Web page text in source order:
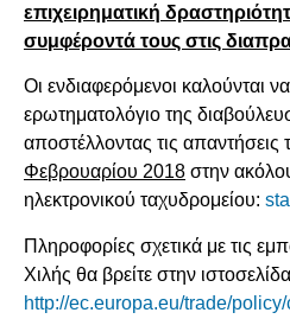
επιχειρηματική
συμφέροντά τους στις
Οι ενδιαφερόμενοι καλούνται
ερωτηματολόγιο της
αποστέλλοντας τις απαντήσεις
Φεβρουαρίου 2018 στην
ηλεκτρονικού ταχυδρομείου:
Πληροφορίες σχετικά με τις
Χιλής θα βρείτε στην ιστοσελίδα
http://ec.europa.eu/trade/